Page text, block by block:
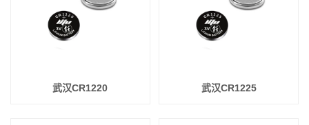
武汉CR1220 武汉CR1225